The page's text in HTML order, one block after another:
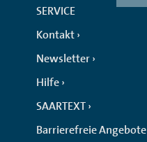
SERVICE
Kontakt
Newsletter
Hilfe
SAARTEXT
Barrierefreie Angebote